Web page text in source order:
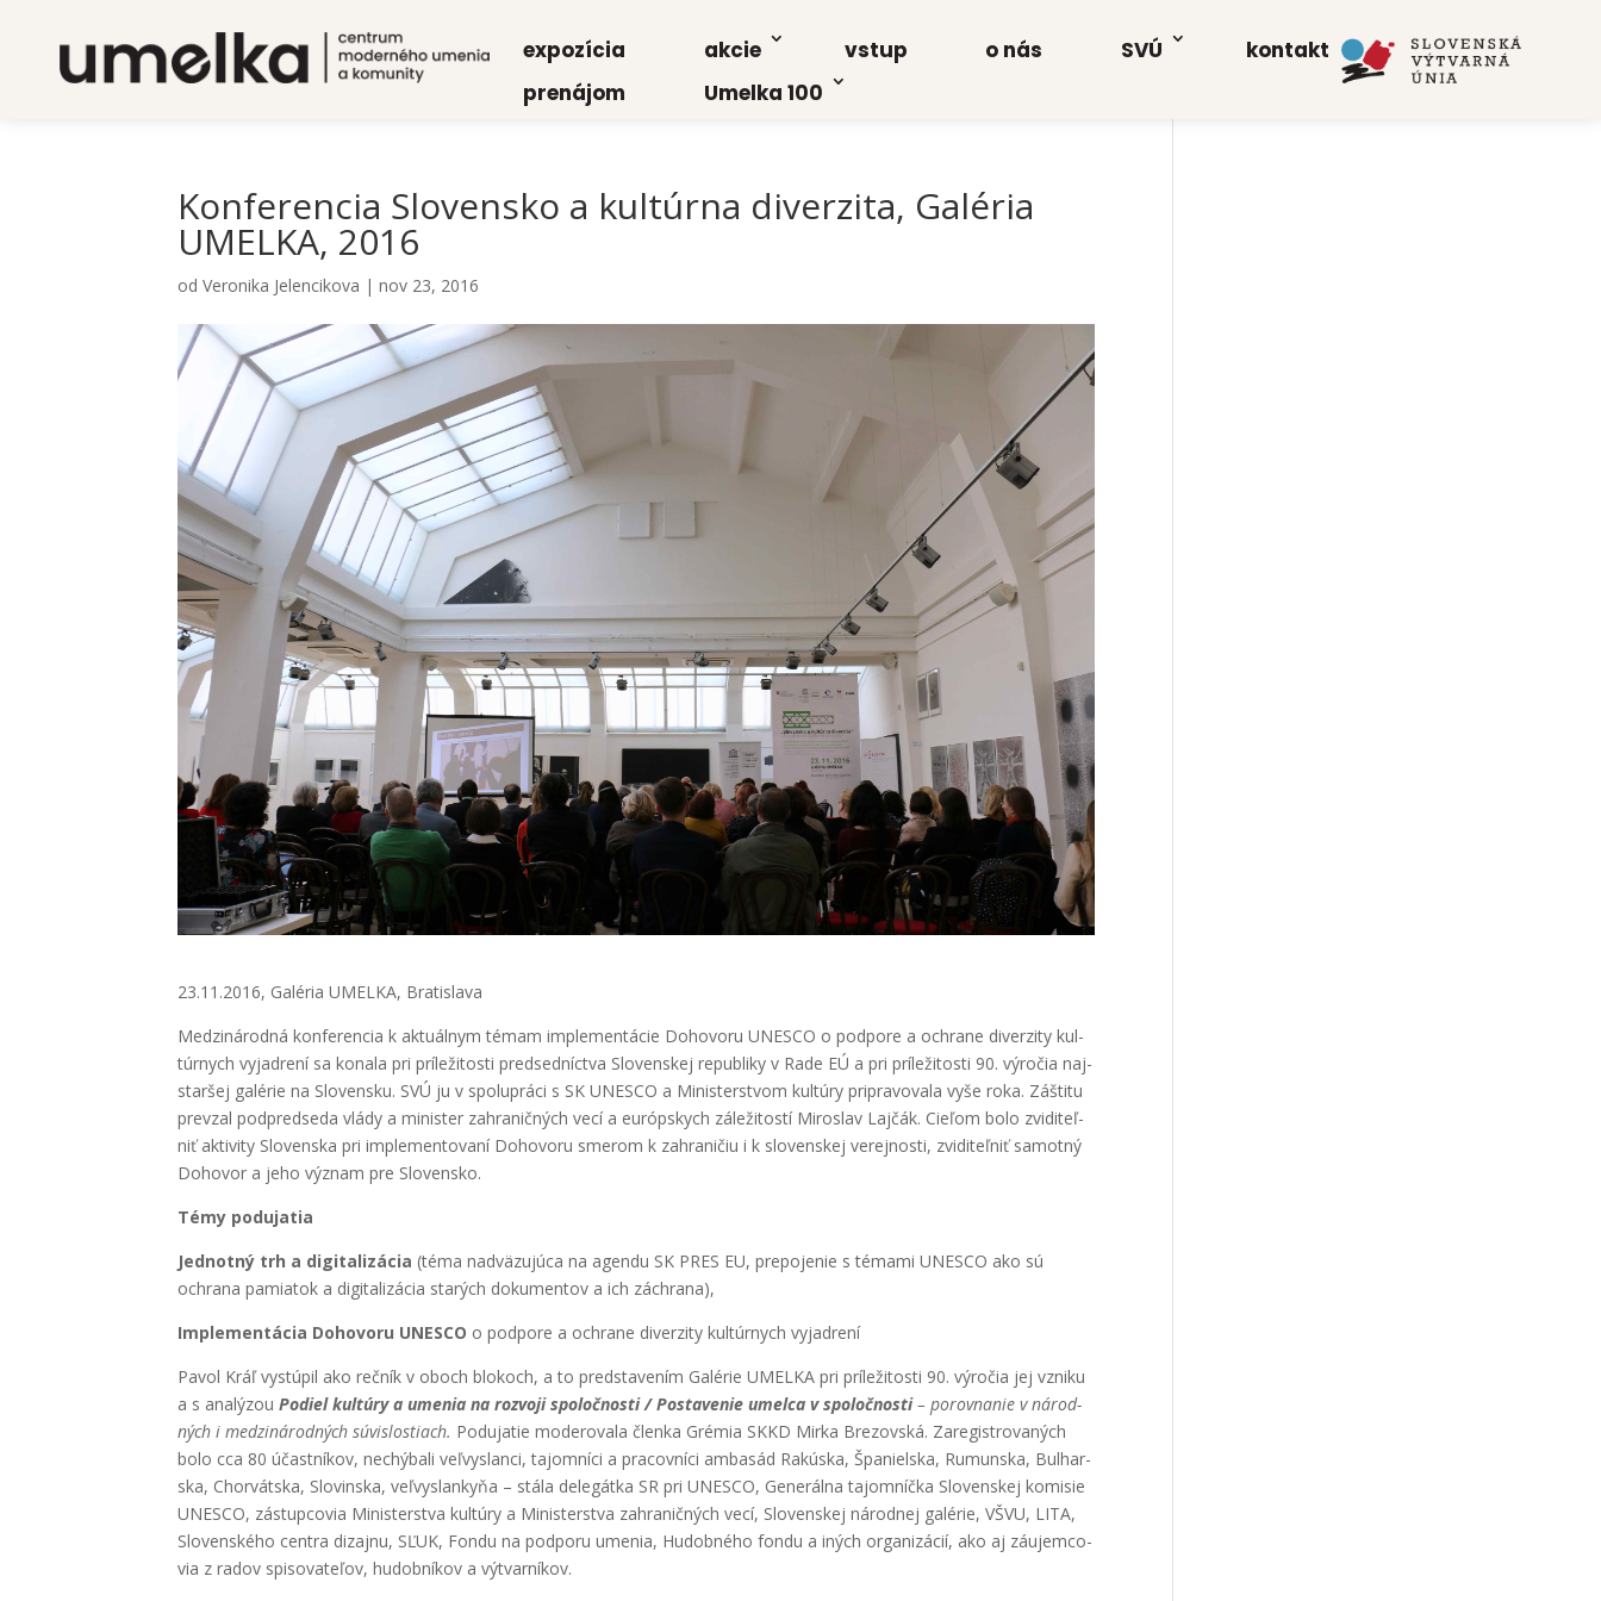
expo­zí­cia akcie vstup o nás SVÚ
kon­takt
pre­ná­jom
Umel­ka 100
Kon­fe­ren­cia Slo­ven­sko a kul­túr­na diver­zi­ta, Galé­ria
UMELKA, 2016
odVeronika Jelencikova |nov 23, 2016
23.11.2016, Galé­ria UMELKA, Bra­ti­sla­va
Medzi­ná­rod­ná kon­fe­ren­cia k aktu­ál­nym témam imple­men­tá­cie Doho­vo­ru UNESCO o pod­po­re a ochra­ne diver­zi­ty kul­
túr­nych vyjad­re­ní sa kona­la pri prí­le­ži­tos­ti pred­sed­níc­tva Slo­ven­skej repub­li­ky v Rade EÚ a pri prí­le­ži­tos­ti 90. výro­čia naj­
star­šej galé­rie na Slo­ven­sku. SVÚ ju v spo­lu­prá­ci s SK UNESCO a Minis­ter­stvom kul­tú­ry pri­pra­vo­va­la vyše roka. Záš­ti­tu
pre­vzal pod­pred­se­da vlá­dy a minis­ter zahra­nič­ných vecí a európ­skych zále­ži­tos­tí Miro­slav Laj­čák. Cie­ľom bolo zvi­di­teľ­
niť akti­vi­ty Slo­ven­ska pri imple­men­to­va­ní Doho­vo­ru sme­rom k zahra­ni­čiu i k slo­ven­skej verej­nos­ti, zvi­di­teľ­niť samot­ný
Doho­vor a jeho význam pre Slo­ven­sko.
Témy podu­ja­tia
Jed­not­ný trh a digi­ta­li­zá­cia (téma nad­vä­zu­jú­ca na agen­du SK PRES EU, pre­po­je­nie s téma­mi UNESCO ako sú
ochra­na pamia­tok a digi­ta­li­zá­cia sta­rých doku­men­tov a ich záchra­na),
Imple­men­tá­cia Doho­vo­ru UNESCO o pod­po­re a ochra­ne diver­zi­ty kul­túr­nych vyjad­re­ní
Pavol Kráľ vystú­pil ako reč­ník v oboch blo­koch, a to pred­sta­ve­ním Galé­rie UMELKA pri prí­le­ži­tos­ti 90. výro­čia jej vzni­ku
a s ana­lý­zouPodiel kul­tú­ry a ume­nia na roz­vo­ji spo­loč­nos­ti / Posta­ve­nie umel­ca v spo­loč­nos­ti– porov­na­nie v národ­
ných i medzi­ná­rod­ných súvis­los­tiach. Podu­ja­tie mode­ro­va­la člen­ka Gré­mia SKKD Mir­ka Bre­zov­ská. Zare­gis­tro­va­ných
bolo cca 80 účast­ní­kov, nechý­ba­li veľ­vys­lan­ci, tajom­ní­ci a pra­cov­ní­ci amba­sád Rakús­ka, Špa­niel­ska, Rumun­ska, Bul­har­
ska, Chor­vát­ska, Slo­vin­ska, veľ­vys­lan­ky­ňa – stá­la dele­gát­ka SR pri UNESCO, Gene­rál­na tajom­níč­ka Slo­ven­skej komi­sie
UNESCO, zástup­co­via Minis­ter­stva kul­tú­ry a Minis­ter­stva zahra­nič­ných vecí, Slo­ven­skej národ­nej galé­rie, VŠVU, LITA,
Slo­ven­ské­ho cen­tra dizaj­nu, SĽUK, Fon­du na pod­po­ru ume­nia, Hudob­né­ho fon­du a iných orga­ni­zá­cií, ako aj záu­jem­co­
via z radov spi­so­va­te­ľov, hudob­ní­kov a výtvar­ní­kov.